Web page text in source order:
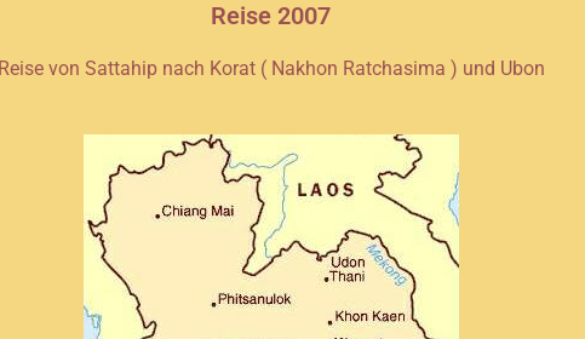
Reise 2007
Reise von Sattahip nach Korat ( Nakhon Ratchasima ) und Ubon